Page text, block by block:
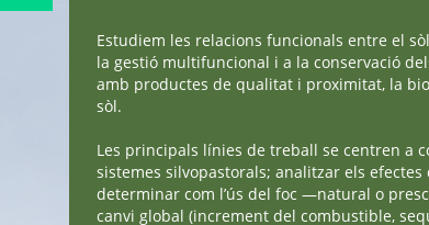
Estudiem les relacions funcionals entre el
la gestió multifuncional i a la conservació
amb productes de qualitat i proximitat, la
sòl.
Les principals línies de treball se centren a
sistemes silvopastorals; analitzar els
determinar com l’ús del foc —natural o
canvi global (increment del combustible,